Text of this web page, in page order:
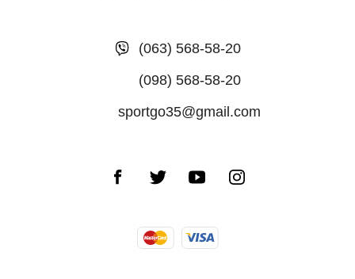
(063) 568-58-20
(098) 568-58-20
sportgo35@gmail.com